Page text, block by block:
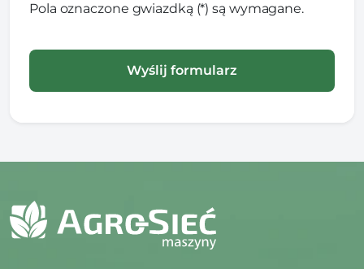
Pola oznaczone gwiazdką (*) są wymagane.